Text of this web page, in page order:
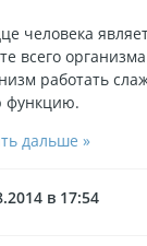
человека
всего
работать
функцию.
дальше »
в 17:54